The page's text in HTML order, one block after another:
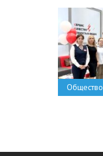
Общество